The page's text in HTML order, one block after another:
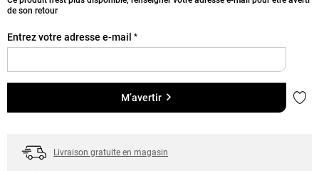
de son retour
Entrez votre adresse e-mail *
M’avertir
Livraison gratuite en magasin